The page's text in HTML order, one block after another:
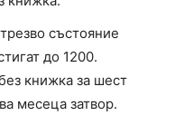
състояние
до 1200.
книжка за шест
месеца затвор.